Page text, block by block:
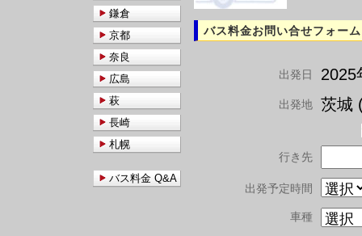
バス料金お問い合せフォーム
出発日 2025
出発地 茨城
行き先
出発予定時間
車種
鎌倉
京都
奈良
広島
萩
長崎
札幌
バス料金 Q&A